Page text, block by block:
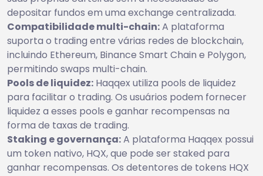
depositar fundos em uma exchange centralizada.
Compatibilidade multi-chain:A plataforma
suporta o trading entre várias redes de blockchain,
incluindo Ethereum, Binance Smart Chain e Polygon,
permitindo swaps multi-chain.
Pools de liquidez: Haqqex utiliza pools de liquidez
para facilitar o trading. Os usuários podem fornecer
liquidez a esses pools e ganhar recompensas na
forma de taxas de trading.
Staking e governança:A plataforma Haqqex possui
um token nativo, HQX, que pode ser staked para
ganhar recompensas. Os detentores de tokens HQX